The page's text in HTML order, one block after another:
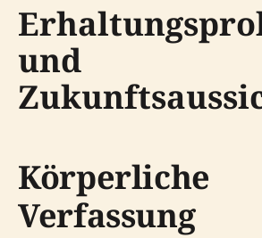
und
Körperliche
Verfassung